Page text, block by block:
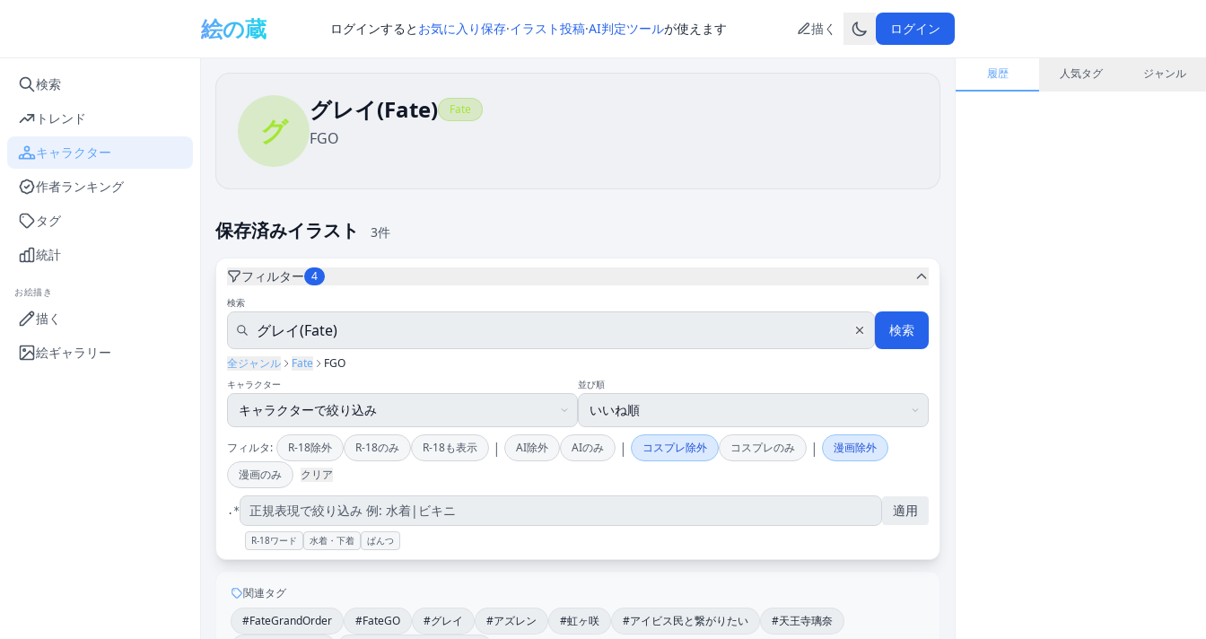
検索
トレンド
キャラクター
作者ランキング
タグ
統計
お絵描き
描く
絵ギャラリー
絵の蔵 ログインすると お気に入り保存·イラスト投稿·AI判定ツールが使えます 描く ログイン
グ
グレイ(Fate) Fate
FGO
保存済みイラスト 3件
フィルター 4
検索
検索
全ジャンル Fate FGO
キャラクター 並び順
フィルタ: R-18除外 R-18のみ R-18も表示 | AI除外 AIのみ | コスプレ除外 コスプレのみ |
漫画除外
漫画のみ
クリア
.* 適用
R-18ワード 水着・下着 ぱんつ
関連タグ
#FateGrandOrder
#FateGO #グレイ #アズレン #虹ヶ咲 #アイビス民と繋がりたい
#天王寺璃奈
履歴 人気タグ ジャンル